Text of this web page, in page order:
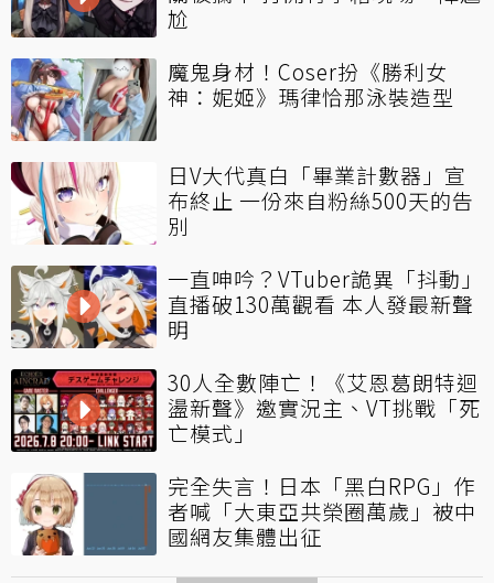
尬
魔鬼身材！Coser扮《勝利女
神：妮姬》瑪律恰那泳裝造型
日V大代真白「畢業計數器」宣
布終止 一份來自粉絲500天的告
別
一直呻吟？VTuber詭異「抖動」
直播破130萬觀看 本人發最新聲
明
30人全數陣亡！《艾恩葛朗特迴
盪新聲》邀實況主、VT挑戰「死
亡模式」
完全失言！日本「黑白RPG」作
者喊「大東亞共榮圈萬歲」被中
國網友集體出征